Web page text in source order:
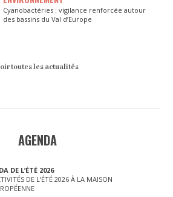
Cyanobactéries : vigilance renforcée autour
des bassins du Val d’Europe
toutes les actualités
AGENDA
DE L’ÉTÉ 2026
DE L’ÉTÉ 2026 À LA MAISON